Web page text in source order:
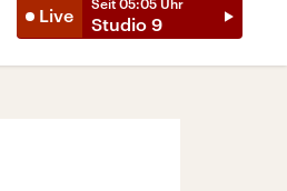
Live
Seit 05:05 Uhr
Studio 9